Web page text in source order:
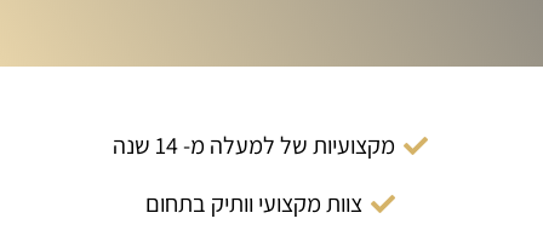
מקצועיות של למעלה מ- 14 שנה
צוות מקצועי וותיק בתחום